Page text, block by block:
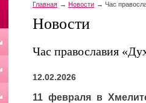
Главная Новости Час
Новости
Час православия
12.02.2026
11 февраля в